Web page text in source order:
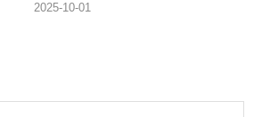
2025-10-01